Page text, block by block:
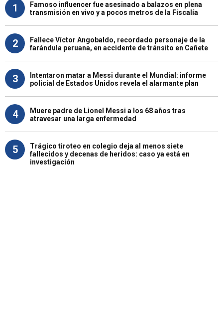
1
Famoso influencer fue asesinado a balazos en plena
transmisión en vivo y a pocos metros de la Fiscalía
2
Fallece Víctor Angobaldo, recordado personaje de la
farándula peruana, en accidente de tránsito en Cañete
3
Intentaron matar a Messi durante el Mundial: informe
policial de Estados Unidos revela el alarmante plan
4
Muere padre de Lionel Messi a los 68 años tras
atravesar una larga enfermedad
5
Trágico tiroteo en colegio deja al menos siete
fallecidos y decenas de heridos: caso ya está en
investigación